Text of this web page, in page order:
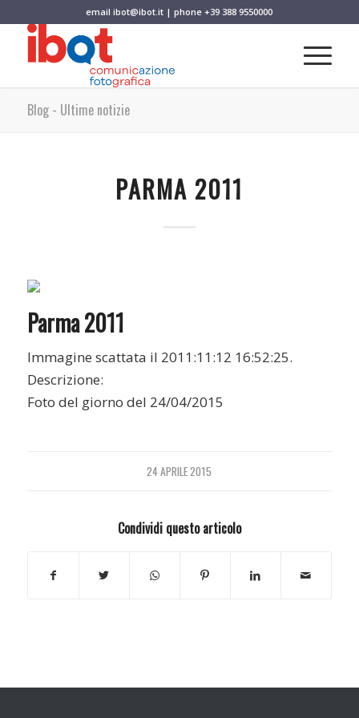
emailibot@ibot.it | phone+39 388 9550000
Blog - Ultime notizie
PARMA 2011
Parma 2011
Immagine scattata il 2011:11:12 16:52:25.
Descrizione:
Foto del giorno del 24/04/2015
24 APRILE 2015
Condividi questo articolo